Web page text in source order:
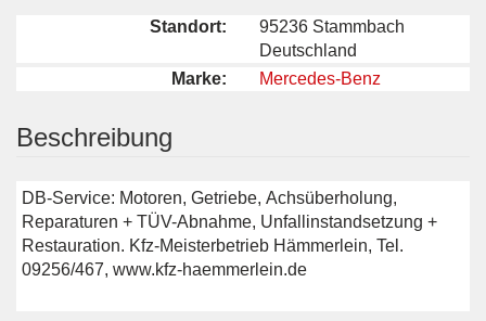
Standort:
95236 Stammbach
Deutschland
Marke:
Mercedes-Benz
Beschreibung
DB-Service: Motoren, Getriebe, Achsüberholung,
Reparaturen + TÜV-Abnahme, Unfallinstandsetzung +
Restauration. Kfz-Meisterbetrieb Hämmerlein, Tel.
09256/467, www.kfz-haemmerlein.de